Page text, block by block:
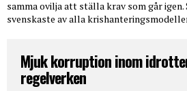
samma ovilja att ställa krav som går
svenskaste av alla
Mjuk korruption inom
regelverken